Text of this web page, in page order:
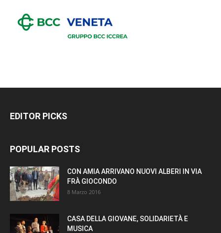
EDITOR PICKS
POPULAR POSTS
CON AMIA ARRIVANO NUOVI ALBERI IN VIA
FRÀ GIOCONDO
8 Marzo 2016
CASA DELLA GIOVANE, SOLIDARIETÀ E
MUSICA